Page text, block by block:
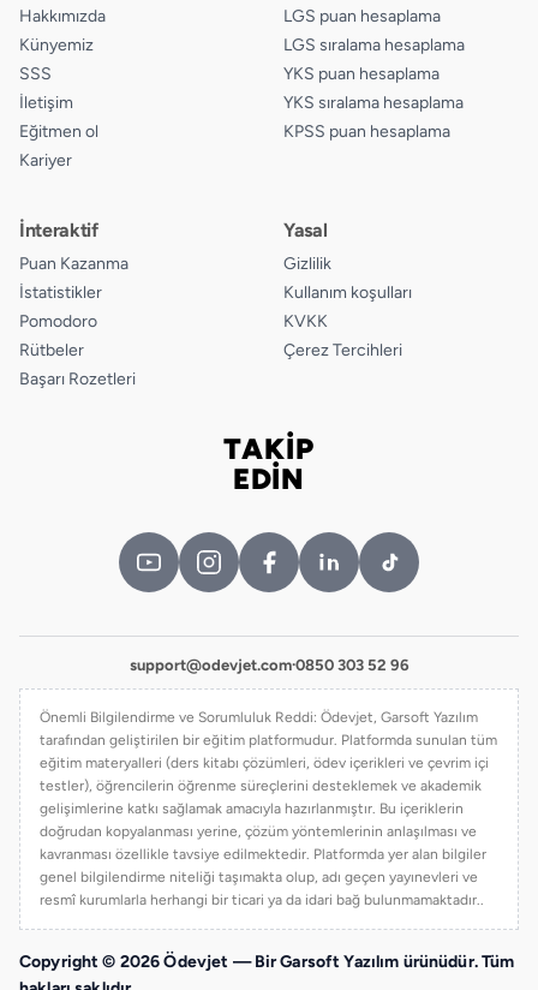
Hakkımızda
Künyemiz
SSS
İletişim
Eğitmen ol
Kariyer
LGS puan hesaplama
LGS sıralama hesaplama
YKS puan hesaplama
YKS sıralama hesaplama
KPSS puan hesaplama
İnteraktif
Puan Kazanma
İstatistikler
Pomodoro
Rütbeler
Başarı Rozetleri
Yasal
Gizlilik
Kullanım koşulları
KVKK
Çerez Tercihleri
TAKİP
EDİN
support@odevjet.com·0850 303 52 96
Önemli Bilgilendirme ve Sorumluluk Reddi: Ödevjet, Garsoft Yazılım
tarafından geliştirilen bir eğitim platformudur. Platformda sunulan tüm
eğitim materyalleri (ders kitabı çözümleri, ödev içerikleri ve çevrim içi
testler), öğrencilerin öğrenme süreçlerini desteklemek ve akademik
gelişimlerine katkı sağlamak amacıyla hazırlanmıştır. Bu içeriklerin
doğrudan kopyalanması yerine, çözüm yöntemlerinin anlaşılması ve
kavranması özellikle tavsiye edilmektedir. Platformda yer alan bilgiler
genel bilgilendirme niteliği taşımakta olup, adı geçen yayınevleri ve
resmî kurumlarla herhangi bir ticari ya da idari bağ bulunmamaktadır..
Copyright © 2026 Ödevjet — Bir Garsoft Yazılım ürünüdür. Tüm